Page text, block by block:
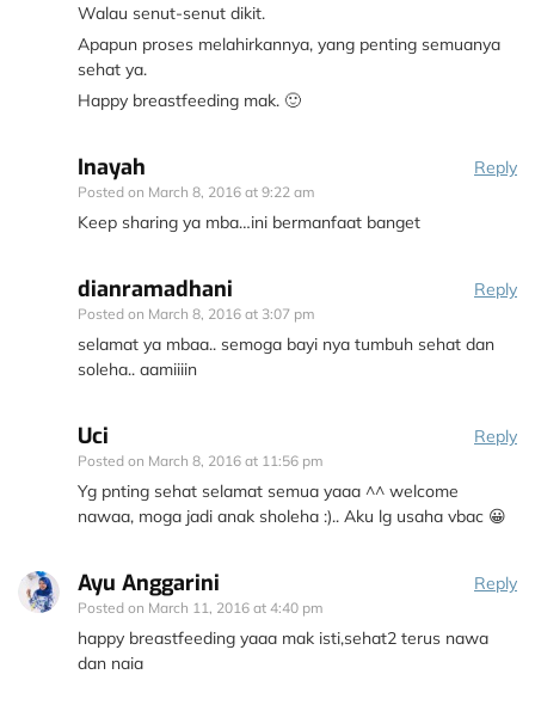
Walau senut-senut dikit.
Apapun proses melahirkannya, yang penting semuanya
sehat ya.
Happy breastfeeding mak. 🙂
Inayah
Posted on March 8, 2016 at 9:22 am
Reply
Keep sharing ya mba…ini bermanfaat banget
dianramadhani
Posted on March 8, 2016 at 3:07 pm
Reply
selamat ya mbaa.. semoga bayi nya tumbuh sehat dan
soleha.. aamiiiin
Uci
Posted on March 8, 2016 at 11:56 pm
Reply
Yg pnting sehat selamat semua yaaa ^^ welcome
nawaa, moga jadi anak sholeha :).. Aku lg usaha vbac 😀
Ayu Anggarini
Posted on March 11, 2016 at 4:40 pm
Reply
happy breastfeeding yaaa mak isti,sehat2 terus nawa
dan naia